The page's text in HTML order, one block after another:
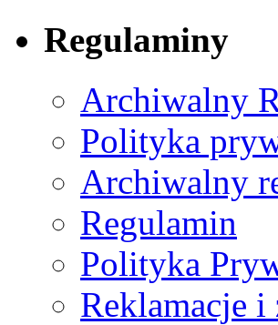
Regulaminy
Archiwalny
Polityka
Archiwalny
Regulamin
Polityka
Reklamacje